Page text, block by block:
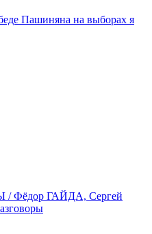
Пашиняна на выборах я
ГАЙДА, Сергей